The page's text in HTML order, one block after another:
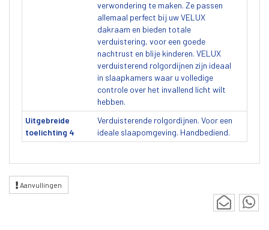
verwondering te maken. Ze passen
allemaal perfect bij uw VELUX
dakraam en bieden totale
verduistering, voor een goede
nachtrust en blije kinderen. VELUX
verduisterend rolgordijnen zijn ideaal
in slaapkamers waar u volledige
controle over het invallend licht wilt
hebben.
Uitgebreide
toelichting 4
Verduisterende rolgordijnen. Voor een
ideale slaapomgeving. Handbediend.
Aanvullingen